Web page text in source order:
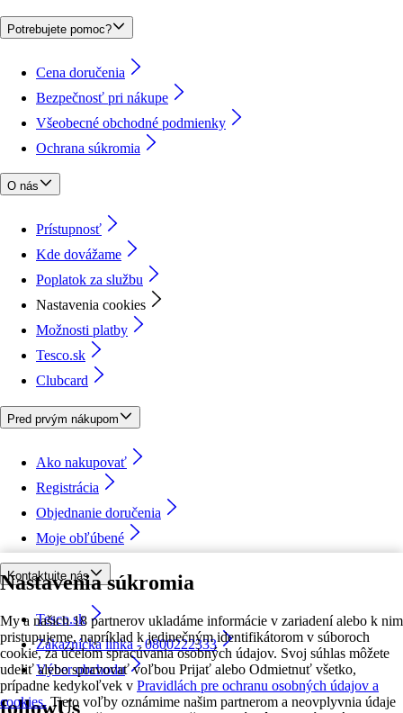
Nastavenia súkromia
My a našich 18 partnerov ukladáme informácie v zariadení alebo k nim
pristupujeme, napríklad k jedinečným identifikátorom v súboroch
cookie, za účelom spracúvania osobných údajov. Svoj súhlas môžete
udeliť alebo spravovať voľbou Prijať alebo Odmietnuť všetko,
prípadne kedykoľvek v Pravidlách pre ochranu osobných údajov a
cookies. Tieto voľby oznámime našim partnerom a neovplyvnia údaje
Potrebujete pomoc?
Cena doručenia
Bezpečnosť pri nákupe
Všeobecné obchodné podmienky
Ochrana súkromia
O nás
Prístupnosť
Kde dovážame
Poplatok za službu
Nastavenia cookies
Možnosti platby
Tesco.sk
Clubcard
Pred prvým nákupom
Ako nakupovať
Registrácia
Objednanie doručenia
Moje obľúbené
Kontaktujte nás
Tesco.sk
Zákaznícka linka - 0800222333
Výber obchodu
followUs